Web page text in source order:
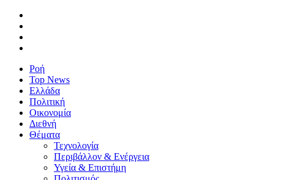
Ροή
Top News
Ελλάδα
Πολιτική
Οικονομία
Διεθνή
Θέματα
Τεχνολογία
Περιβάλλον & Ενέργεια
Υγεία & Επιστήμη